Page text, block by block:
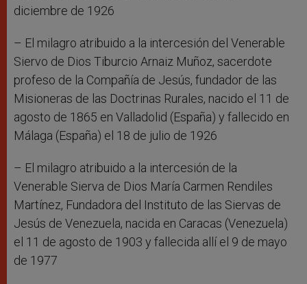
diciembre de 1926
– El milagro atribuido a la intercesión del Venerable
Siervo de Dios Tiburcio Arnaiz Muñoz, sacerdote
profeso de la Compañía de Jesús, fundador de las
Misioneras de las Doctrinas Rurales, nacido el 11 de
agosto de 1865 en Valladolid (España) y fallecido en
Málaga (España) el 18 de julio de 1926
– El milagro atribuido a la intercesión de la
Venerable Sierva de Dios María Carmen Rendiles
Martínez, Fundadora del Instituto de las Siervas de
Jesús de Venezuela, nacida en Caracas (Venezuela)
el 11 de agosto de 1903 y fallecida allí el 9 de mayo
de 1977